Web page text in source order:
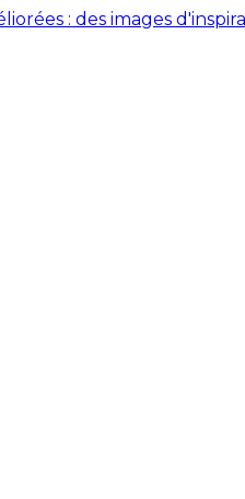
: des images